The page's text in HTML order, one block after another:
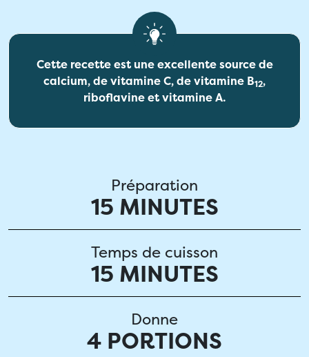
Cette recette est une excellente source de
calcium, de vitamine C, de vitamine B12,
riboflavine et vitamine A.
Préparation
15 MINUTES
Temps de cuisson
15 MINUTES
Donne
4 PORTIONS